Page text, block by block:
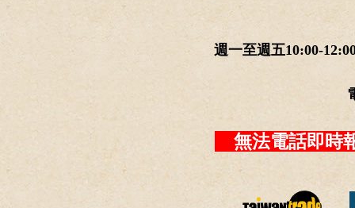
週一至週五10:00-
無法電話即